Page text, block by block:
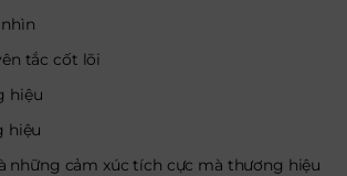
tắc cốt lõi
hiệu
hiệu
những cảm xúc tích cực mà thương hiệu